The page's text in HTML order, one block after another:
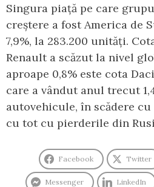
Singura piață pe care
creștere a fost America de
7,9%, la 283.200 unități.
Renault a scăzut la nivel
aproape 0,8% este cota
care a vândut anul trecut
autovehicule, în scădere cu
cu tot cu pierderile din
Facebook Twitter
Messenger LinkedIn